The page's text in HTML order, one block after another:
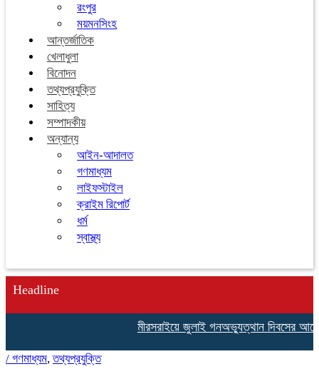
রংপুর
ময়মনসিংহ
আন্তর্জাতিক
খেলাধুলা
বিনোদন
তথ্যপ্রযুক্তি
সাহিত্য
সম্পাদকীয়
অন্যান্য
আইন-আদালত
গণমাধ্যম
লাইফস্টাইল
ক্রাইম রিপোর্ট
ধর্ম
স্বাস্থ্য
Headline
মীরসরাইয়ে জুলাই গনঅভ্যুত্থান দিবসের
/ গণমাধ্যম,তথ্যপ্রযুক্তি